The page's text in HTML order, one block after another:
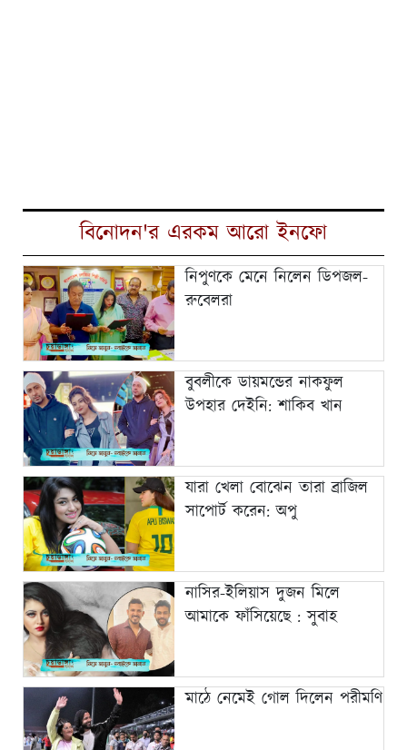
বিনোদন'র এরকম আরো ইনফো
নিপুণকে মেনে নিলেন ডিপজল-
রুবেলরা
বুবলীকে ডায়মন্ডের নাকফুল
উপহার দেইনি: শাকিব খান
যারা খেলা বোঝেন তারা ব্রাজিল
সাপোর্ট করেন: অপু
নাসির-ইলিয়াস দুজন মিলে
আমাকে ফাঁসিয়েছে : সুবাহ
মাঠে নেমেই গোল দিলেন পরীমণি